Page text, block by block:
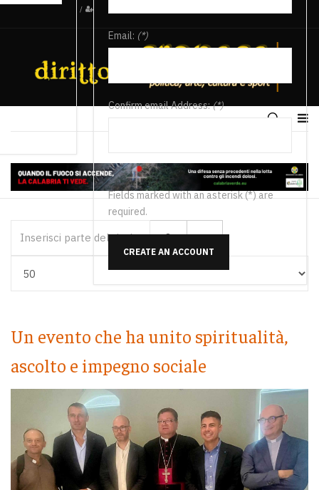
/
Email: (*)
Confirm email Address:(*)
Fields marked with an asterisk (*) are
required.
CREATE AN ACCOUNT
Un evento che ha unito spiritualità,
ascolto e impegno sociale